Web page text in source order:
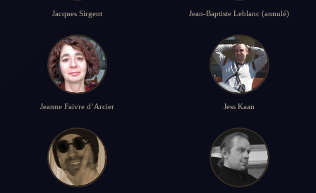
Jacques Sirgent Jean-Baptiste Leblanc (annulé)
Jeanne Faivre d’Arcier Jess Kaan